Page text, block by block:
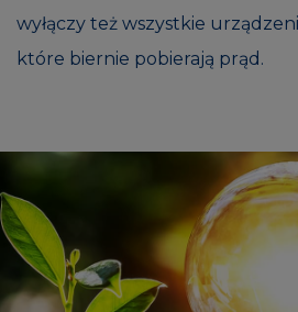
wyłączy też wszystkie
które biernie pobierają prąd.